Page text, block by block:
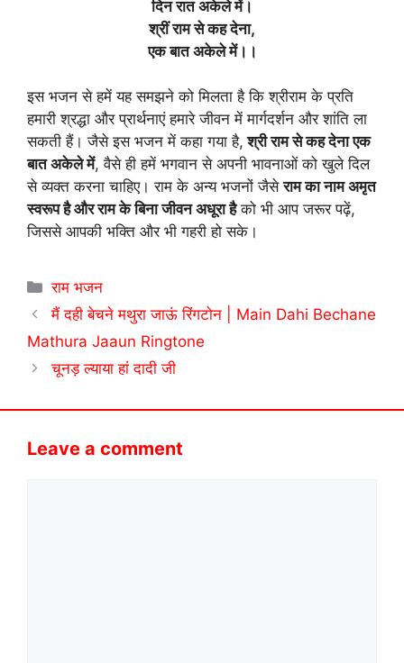
दिन रात अकेले में।
श्रीं राम से कह देना,
एक बात अकेले में।।
इस भजन से हमें यह समझने को मिलता है कि श्रीराम के प्रति
हमारी श्रद्धा और प्रार्थनाएं हमारे जीवन में मार्गदर्शन और शांति ला
सकती हैं। जैसे इस भजन में कहा गया है, श्री राम से कह देना एक
बात अकेले में, वैसे ही हमें भगवान से अपनी भावनाओं को खुले दिल
से व्यक्त करना चाहिए। राम के अन्य भजनों जैसेराम का नाम अमृत
स्वरूप है और राम के बिना जीवन अधूरा हैको भी आप जरूर पढ़ें,
जिससे आपकी भक्ति और भी गहरी हो सके।
Categories
राम भजन
मैं दही बेचने मथुरा जाऊं रिंगटोन | Main Dahi Bechane
Mathura Jaaun Ringtone
चूनड़ ल्याया हां दादी जी
Leave a comment